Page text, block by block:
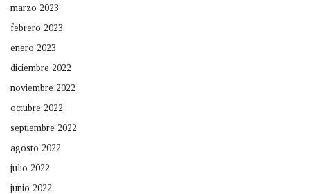
marzo 2023
febrero 2023
enero 2023
diciembre 2022
noviembre 2022
octubre 2022
septiembre 2022
agosto 2022
julio 2022
junio 2022